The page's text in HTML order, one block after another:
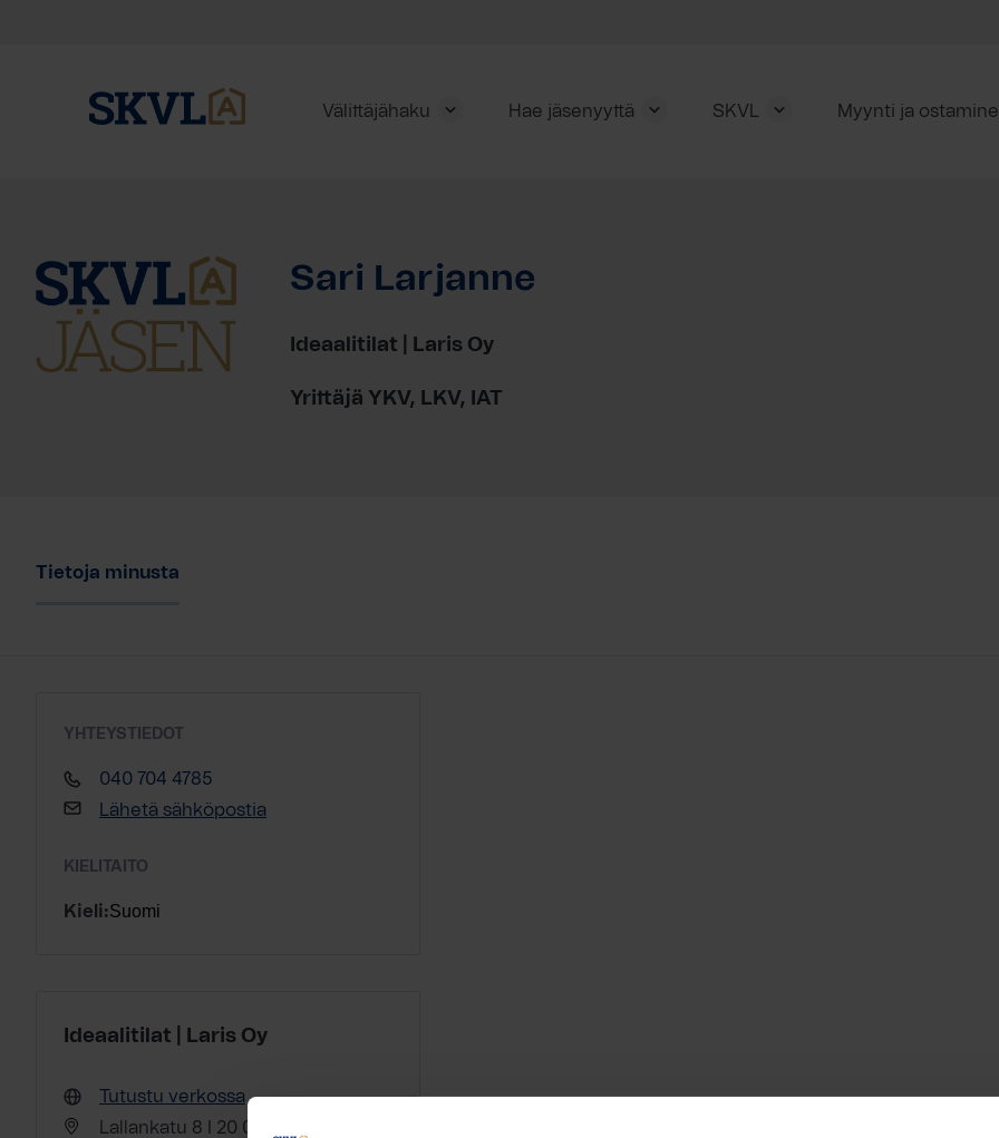
Välittäjähaku Hae jäsenyyttä SKVL Myynti ja
Sari Larjanne
Ideaalitilat | Laris Oy
Yrittäjä YKV, LKV, IAT
Tietoja minusta
YHTEYSTIEDOT
040 704 4785
Lähetä sähköpostia
KIELITAITO
Kieli:Suomi
Ideaalitilat | Laris Oy
Tutustu verkossa
Lallankatu 8 I 20 04430 Järvenpää